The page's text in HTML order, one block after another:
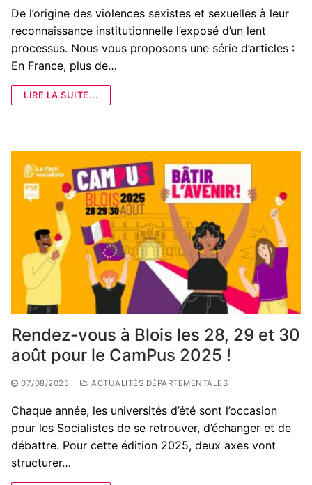
De l’origine des violences sexistes et sexuelles à leur
reconnaissance institutionnelle l’exposé d’un lent
processus. Nous vous proposons une série d’articles :
En France, plus de…
LIRE LA SUITE...
Rendez-vous à Blois les 28, 29 et 30
août pour le CamPus 2025 !
07/08/2025 ACTUALITÉS DÉPARTEMENTALES
Chaque année, les universités d’été sont l’occasion
pour les Socialistes de se retrouver, d’échanger et de
débattre. Pour cette édition 2025, deux axes vont
structurer…